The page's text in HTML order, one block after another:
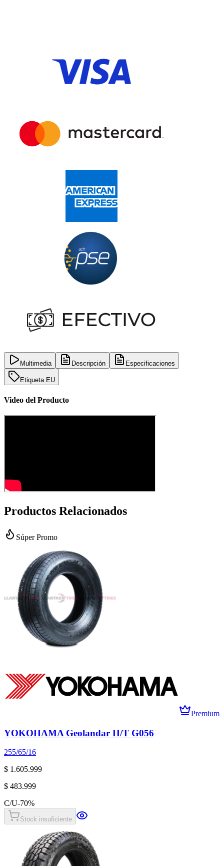
Multimedia Descripción Especificaciones
Etiqueta EU
Video del Producto
Productos Relacionados
Súper Promo
Premium
YOKOHAMA Geolandar H/T G056
255/65/16
$ 1.605.999
$ 483.999
C/U-70%
Stock insuficiente